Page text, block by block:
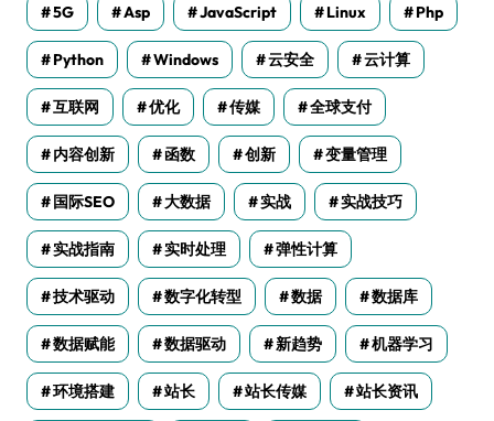
5G Asp JavaScript Linux Php
Python Windows 云安全 云计算
互联网 优化 传媒 全球支付
内容创新 函数 创新 变量管理
国际SEO 大数据 实战 实战技巧
实战指南 实时处理 弹性计算
技术驱动 数字化转型 数据 数据库
数据赋能 数据驱动 新趋势 机器学习
环境搭建 站长 站长传媒 站长资讯